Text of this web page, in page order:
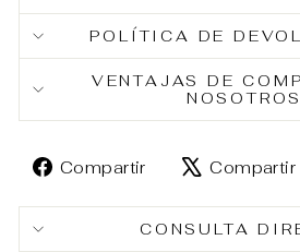
POLÍTICA DE
VENTAJAS DE
NOSOTROS
Compartir
Compartir
Facebook
Compartir
CONSULTA